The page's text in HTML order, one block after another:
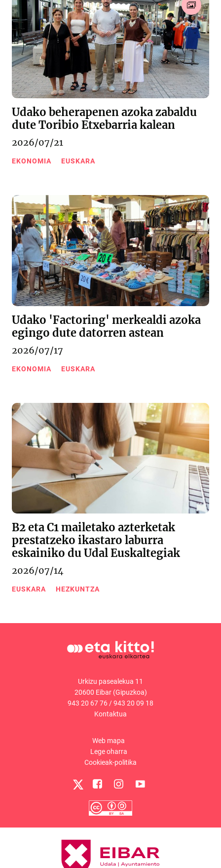
Udako beherapenen azoka zabaldu
dute Toribio Etxebarria kalean
2026/07/21
EKONOMIA EUSKARA
Udako 'Factoring' merkealdi azoka
egingo dute datorren astean
2026/07/17
EKONOMIA EUSKARA
B2 eta C1 mailetako azterketak
prestatzeko ikastaro laburra
eskainiko du Udal Euskaltegiak
2026/07/14
EUSKARA HEZKUNTZA
Urkizu pasealekua 11
20600 Eibar (Gipuzkoa)
943 20 67 76 /943 20 09 18
Kontaktua
Web mapa
Lege oharra
Cookieak-politika